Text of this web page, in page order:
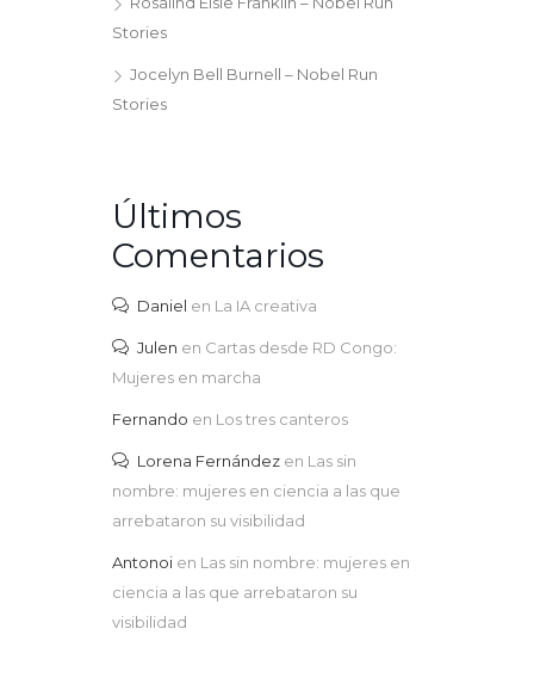
Stories
Jocelyn Bell Burnell – Nobel Run
Stories
Últimos
Comentarios
Daniel en La IA creativa
Julen en Cartas desde RD Congo:
Mujeres en marcha
Fernando en Los tres canteros
Lorena Fernández en Las sin
nombre: mujeres en ciencia a las que
arrebataron su visibilidad
Antonoi en Las sin nombre: mujeres en
ciencia a las que arrebataron su
visibilidad